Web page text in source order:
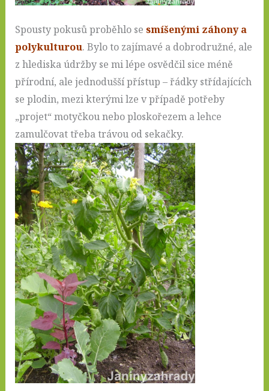
Spousty pokusů proběhlo se smíšenými záhony a
polykulturou. Bylo to zajímavé a dobrodružné, ale
z hlediska údržby se mi lépe osvědčil sice méně
přírodní, ale jednodušší přístup – řádky střídajících
se plodin, mezi kterými lze v případě potřeby
„projet“ motyčkou nebo ploskořezem a lehce
zamulčovat třeba trávou od sekačky.